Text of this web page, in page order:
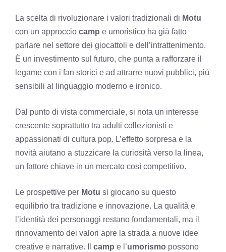
La scelta di rivoluzionare i valori tradizionali di Motu
con un approccio camp e umoristico ha già fatto
parlare nel settore dei giocattoli e dell’intrattenimento.
È un investimento sul futuro, che punta a rafforzare il
legame con i fan storici e ad attrarre nuovi pubblici, più
sensibili al linguaggio moderno e ironico.
Dal punto di vista commerciale, si nota un interesse
crescente soprattutto tra adulti collezionisti e
appassionati di cultura pop. L’effetto sorpresa e la
novità aiutano a stuzzicare la curiosità verso la linea,
un fattore chiave in un mercato così competitivo.
Le prospettive per Motu si giocano su questo
equilibrio tra tradizione e innovazione. La qualità e
l’identità dei personaggi restano fondamentali, ma il
rinnovamento dei valori apre la strada a nuove idee
creative e narrative. Il camp e l’umorismo possono